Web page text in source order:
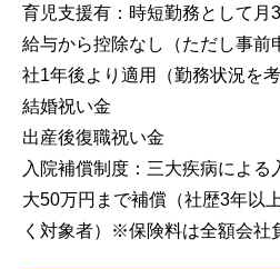
育児支援有：時短勤務として月
給与から控除なし（ただし事
社1年後より適用（勤務状況を考
結婚祝い金
出産後復職祝い金
入院補償制度：三大疾病によ
大50万円まで補償（社歴3年以
く対象者）※保険料は全額会社